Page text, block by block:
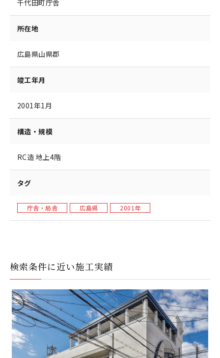
千代田町庁舎
所在地
広島県山県郡
竣工年月
2001年1月
構造・規模
RC造 地上4階
タグ
庁舎・局舎 広島県 2001年
検索条件に近い施工実績